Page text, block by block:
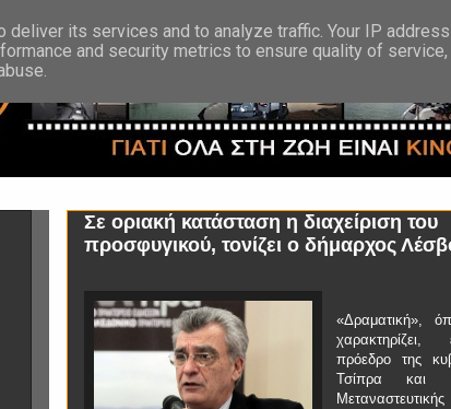
Σε οριακή κατάσταση η διαχείριση του
προσφυγικού, τονίζει ο δήμαρχος
«Δραματική»,
πρόεδρο της
Τσίπρα και
Μεταναστευτικής
its services and to analyze traffic. Your IP
and security metrics to ensure quality of